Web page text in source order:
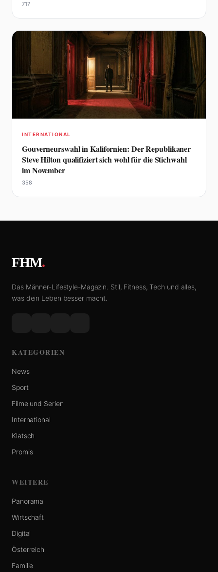
717
INTERNATIONAL
Gouverneurswahl in Kalifornien: Der Republikaner
Steve Hilton qualifiziert sich wohl für die Stichwahl
im November
358
FHM.
Das Männer-Lifestyle-Magazin. Stil, Fitness, Tech und alles,
was dein Leben besser macht.
KATEGORIEN
News
Sport
Filme und Serien
International
Klatsch
Promis
WEITERE
Panorama
Wirtschaft
Digital
Österreich
Familie